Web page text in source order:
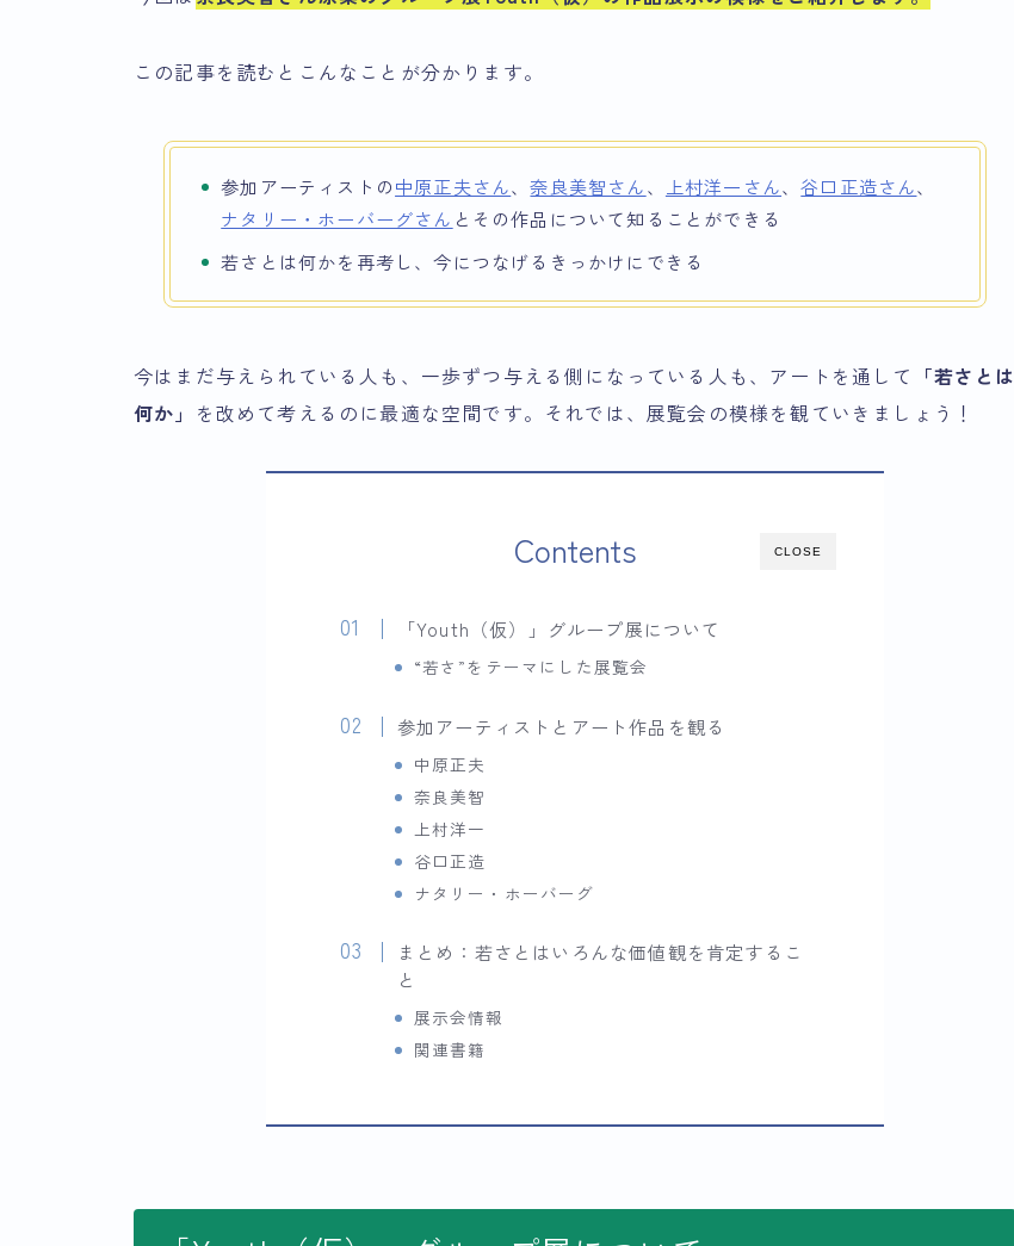
この記事を読むとこんなことが分かります。
参加アーティストの中原正夫さん、奈良美智さん、 上村洋一さん、谷口正造さん、
ナタリー・ホーバーグさん とその作品について知ることができる
若さとは何かを再考し、今につなげるきっかけにできる
今はまだ与えられている人も、一歩ずつ与える側になっている人も、アートを通して 「若さとは
何か」 を改めて考えるのに最適な空間です。それでは、展覧会の模様を観ていきましょう！
CLOSE
Contents
「Youth（仮）」グループ展について
“若さ”をテーマにした展覧会
参加アーティストとアート作品を観る
中原正夫
奈良美智
上村洋一
谷口正造
ナタリー・ホーバーグ
まとめ：若さとはいろんな価値観を肯定するこ
と
展示会情報
関連書籍